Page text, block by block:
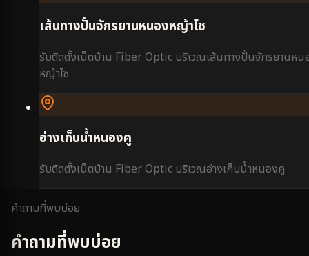
เส้นทางปั่นจักรยานหนองหญ้าไซ
รับติดตั้งเน็ตบ้าน Fiber Optic บริเวณเส้นทางปั่นจักรยานหน
หญ้าไซ
อ่างเก็บน้ำหนองคู
รับติดตั้งเน็ตบ้าน Fiber Optic บริเวณอ่างเก็บน้ำหนองคู
คำถามที่พบบ่อย
คำถามที่พบบ่อย